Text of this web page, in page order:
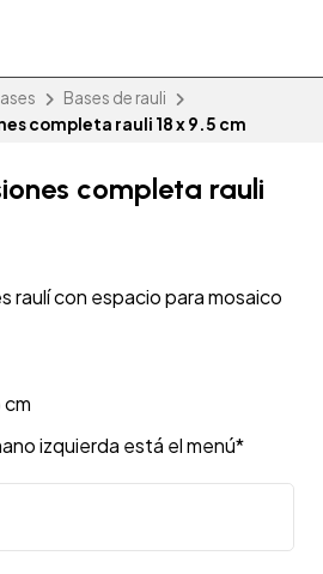
Bases de rauli
completa rauli 18 x 9.5 cm
completa rauli
raulí con espacio para mosaico
cm
izquierda está el menú*